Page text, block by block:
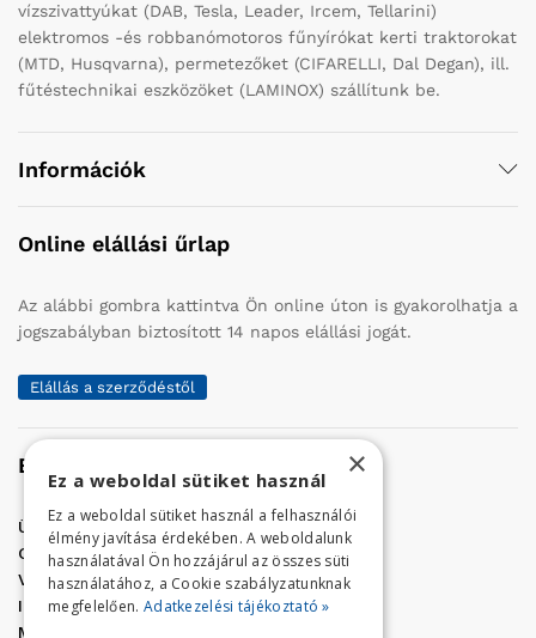
vízszivattyúkat (DAB, Tesla, Leader, Ircem, Tellarini)
elektromos -és robbanómotoros fűnyírókat kerti traktorokat
(MTD, Husqvarna), permetezőket (CIFARELLI, Dal Degan), ill.
fűtéstechnikai eszközöket (LAMINOX) szállítunk be.
Információk
Online elállási űrlap
Az alábbi gombra kattintva Ön online úton is gyakorolhatja a
jogszabályban biztosított 14 napos elállási jogát.
Elállás a szerződéstől
Elérhetőség
Üzletünk címe:Szolnok, Vércse út 17.
Golf Center Áruház:06 (56) 423-324
VÁR-Kert Áruház: 06 (56) 429-771
Iroda:06 (56) 421-857
Megrendelés, termék információ:
×
Ez a weboldal sütiket használ
Ez a weboldal sütiket használ a felhasználói
élmény javítása érdekében. A weboldalunk
használatával Ön hozzájárul az összes süti
használatához, a Cookie szabályzatunknak
megfelelően. Adatkezelési tájékoztató »